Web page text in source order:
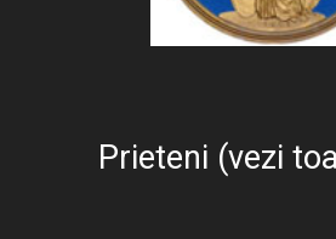
Prieteni (vezi